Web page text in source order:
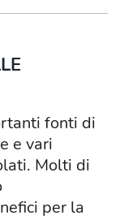
fonti di
e vari
Molti di
per la